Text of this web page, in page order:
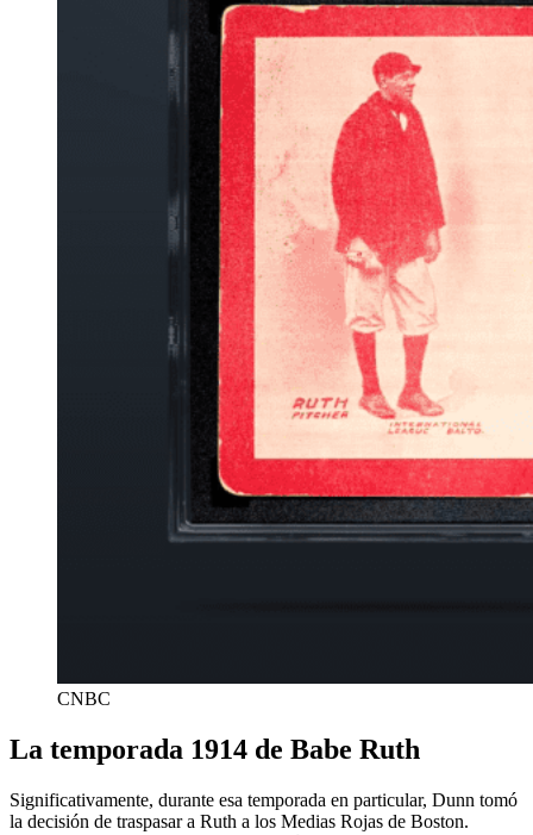
CNBC
La temporada 1914 de Babe Ruth
Significativamente, durante esa temporada en particular, Dunn tomó
la decisión de traspasar a Ruth a los Medias Rojas de Boston.